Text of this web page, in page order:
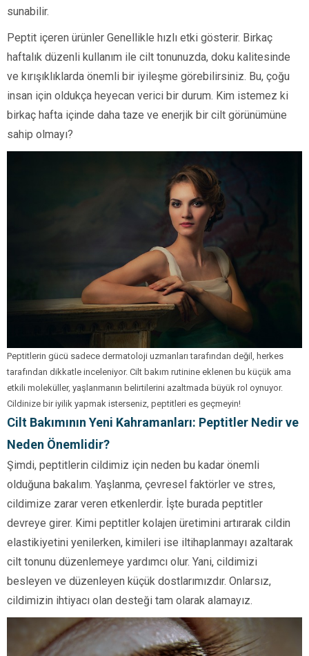
sunabilir.
Peptit içeren ürünler Genellikle hızlı etki gösterir. Birkaç
haftalık düzenli kullanım ile cilt tonunuzda, doku kalitesinde
ve kırışıklıklarda önemli bir iyileşme görebilirsiniz. Bu, çoğu
insan için oldukça heyecan verici bir durum. Kim istemez ki
birkaç hafta içinde daha taze ve enerjik bir cilt görünümüne
sahip olmayı?
Peptitlerin gücü sadece dermatoloji uzmanları tarafından değil, herkes
tarafından dikkatle inceleniyor. Cilt bakım rutinine eklenen bu küçük ama
etkili moleküller, yaşlanmanın belirtilerini azaltmada büyük rol oynuyor.
Cildinize bir iyilik yapmak isterseniz, peptitleri es geçmeyin!
Cilt Bakımının Yeni Kahramanları: Peptitler Nedir ve
Neden Önemlidir?
Şimdi, peptitlerin cildimiz için neden bu kadar önemli
olduğuna bakalım. Yaşlanma, çevresel faktörler ve stres,
cildimize zarar veren etkenlerdir. İşte burada peptitler
devreye girer. Kimi peptitler kolajen üretimini artırarak cildin
elastikiyetini yenilerken, kimileri ise iltihaplanmayı azaltarak
cilt tonunu düzenlemeye yardımcı olur. Yani, cildimizi
besleyen ve düzenleyen küçük dostlarımızdır. Onlarsız,
cildimizin ihtiyacı olan desteği tam olarak alamayız.